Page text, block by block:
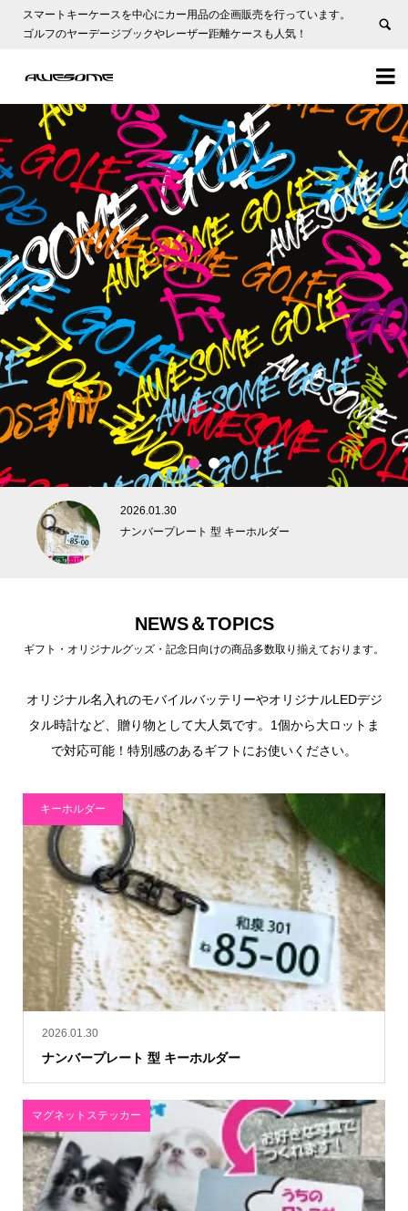
スマートキーケースを中心にカー用品の企画販売を行っています。
ゴルフのヤーデージブックやレーザー距離ケースも人気！


1 2
2026.01.30
ナンバープレート 型 キーホルダー
NEWS＆TOPICS
ギフト・オリジナルグッズ・記念日向けの商品多数取り揃えております。
オリジナル名入れのモバイルバッテリーやオリジナルLEDデジ
タル時計など、贈り物として大人気です。1個から大ロットま
で対応可能！特別感のあるギフトにお使いください。
2026.01.30
ナンバープレート 型 キーホルダー
キーホルダー
マグネットステッカー